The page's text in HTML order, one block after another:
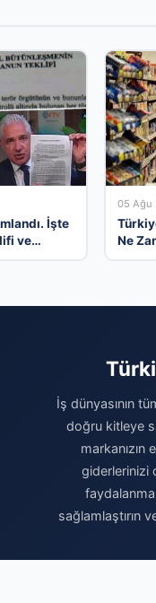
İşte
ve
05 Ağu
Ne
İş dünyasının
doğru kitleye
markanızın
giderlerinizi
sağlamlaştırın